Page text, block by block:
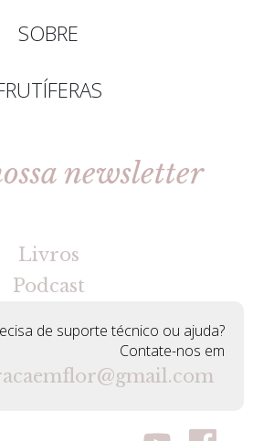
SOBRE
newsletter
Livros
Podcast
de suporte técnico ou ajuda?
Contate-nos em